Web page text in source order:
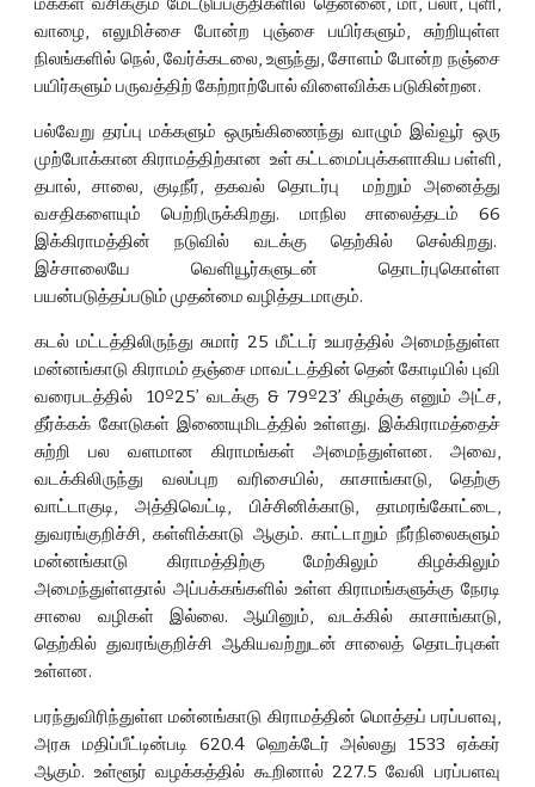
வாழை, எலுமிச்சை போன்ற புஞ்சை பயிர்களும், சுற்றியுள்ள
நிலங்களில் நெல், வேர்க்கடலை, உளுந்து, சோளம் போன்ற நஞ்சை
பயிர்களும் பருவத்திற் கேற்றாற்போல் விளைவிக்க படுகின்றன.
பல்வேறு தரப்பு மக்களும் ஒருங்கிணைந்து வாழும் இவ்வூர் ஒரு
முற்போக்கான கிராமத்திற்கான உள் கட்டமைப்புக்களாகிய பள்ளி,
தபால், சாலை, குடிநீர், தகவல் தொடர்பு மற்றும் அனைத்து
வசதிகளையும் பெற்றிருக்கிறது. மாநில சாலைத்தடம் 66
இக்கிராமத்தின் நடுவில் வடக்கு தெற்கில் செல்கிறது.
இச்சாலையே வெளியூர்களுடன் தொடர்புகொள்ள
பயன்படுத்தப்படும் முதன்மை வழித்தடமாகும்.
கடல் மட்டத்திலிருந்து சுமார் 25 மீட்டர் உயரத்தில் அமைந்துள்ள
மன்னங்காடு கிராமம் தஞ்சை மாவட்டத்தின் தென் கோடியில் புவி
வரைபடத்தில் 10º25’ வடக்கு & 79º23’ கிழக்கு எனும் அட்ச,
தீர்க்கக் கோடுகள் இணையுமிடத்தில் உள்ளது. இக்கிராமத்தைச்
சுற்றி பல வளமான கிராமங்கள் அமைந்துள்ளன. அவை,
வடக்கிலிருந்து வலப்புற வரிசையில், காசாங்காடு, தெற்கு
வாட்டாகுடி, அத்திவெட்டி, பிச்சினிக்காடு, தாமரங்கோட்டை,
துவரங்குறிச்சி, கள்ளிக்காடு ஆகும். காட்டாறும் நீர்நிலைகளும்
மன்னங்காடு கிராமத்திற்கு மேற்கிலும் கிழக்கிலும்
அமைந்துள்ளதால் அப்பக்கங்களில் உள்ள கிராமங்களுக்கு நேரடி
சாலை வழிகள் இல்லை. ஆயினும், வடக்கில் காசாங்காடு,
தெற்கில் துவரங்குறிச்சி ஆகியவற்றுடன் சாலைத் தொடர்புகள்
உள்ளன.
பரந்துவிரிந்துள்ள மன்னங்காடு கிராமத்தின் மொத்தப் பரப்பளவு,
அரசு மதிப்பீட்டின்படி 620.4 ஹெக்டேர் அல்லது 1533 ஏக்கர்
ஆகும். உள்ளூர் வழக்கத்தில் கூறினால் 227.5 வேலி பரப்பளவு